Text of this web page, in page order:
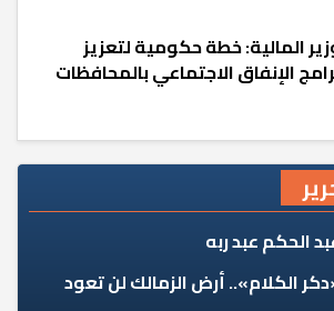
المالية: خطة حكومية لتعزيز
الإنفاق الاجتماعي بالمحافظات
الحكم عبد ربه
الكلام».. أرض الزمالك لن تعود